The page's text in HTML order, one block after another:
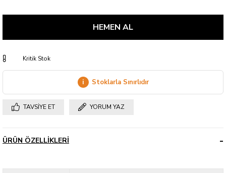
Kritik Stok
i Stoklarla Sınırlıdır
TAVSIYE ET YORUM YAZ
ÜRÜN ÖZELLIKLERI